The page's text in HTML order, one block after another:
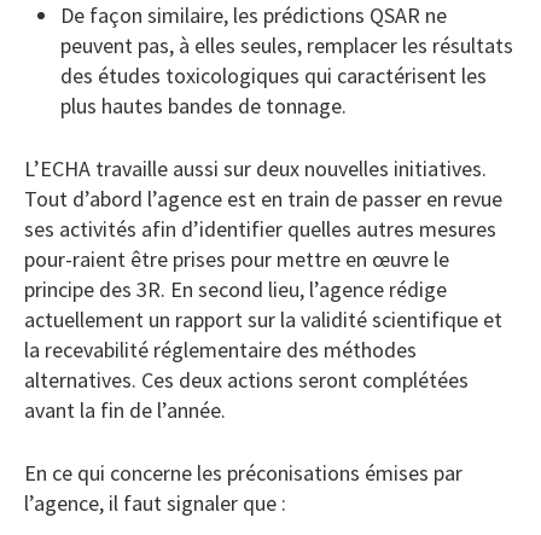
De façon similaire, les prédictions QSAR ne
peuvent pas, à elles seules, remplacer les résultats
des études toxicologiques qui caractérisent les
plus hautes bandes de tonnage.
L’ECHA travaille aussi sur deux nouvelles initiatives.
Tout d’abord l’agence est en train de passer en revue
ses activités afin d’identifier quelles autres mesures
pour-raient être prises pour mettre en œuvre le
principe des 3R. En second lieu, l’agence rédige
actuellement un rapport sur la validité scientifique et
la recevabilité réglementaire des méthodes
alternatives. Ces deux actions seront complétées
avant la fin de l’année.
En ce qui concerne les préconisations émises par
l’agence, il faut signaler que :